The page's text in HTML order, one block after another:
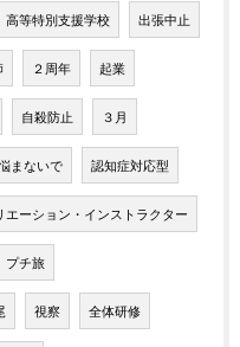
高等特別支援学校 出張中止
２周年 起業
自殺防止 ３月
まないで 認知症対応型
エーション・インストラクター
プチ旅
視察 全体研修